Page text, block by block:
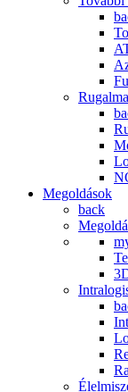
Megoldások
back